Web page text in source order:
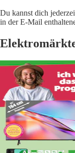
Du kannst dich
in der E-Mail